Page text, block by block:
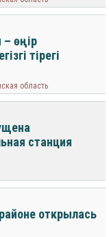
өңір
тірегі
область
станция
открылась